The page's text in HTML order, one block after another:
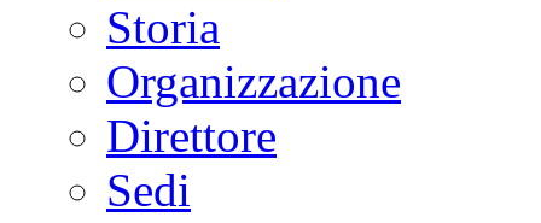
Storia
Organizzazione
Direttore
Sedi